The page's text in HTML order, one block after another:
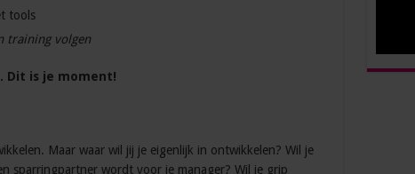
tools
training volgen
Dit is je moment!
Maar waar wil jij je eigenlijk in ontwikkelen? Wil je
sparringpartner wordt voor je manager? Wil je grip